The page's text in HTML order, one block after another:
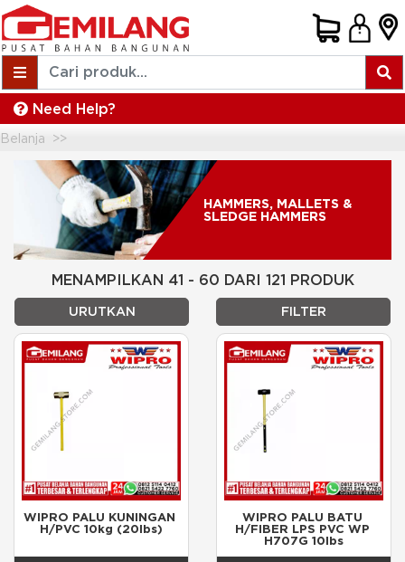
Need Help?
Belanja
HAMMERS, MALLETS &
SLEDGE HAMMERS
MENAMPILKAN 41 - 60 DARI 121 PRODUK
URUTKAN FILTER
WIPRO PALU KUNINGAN
H/PVC 10kg (20lbs)
WIPRO PALU BATU
H/FIBER LPS PVC WP
H707G 10lbs